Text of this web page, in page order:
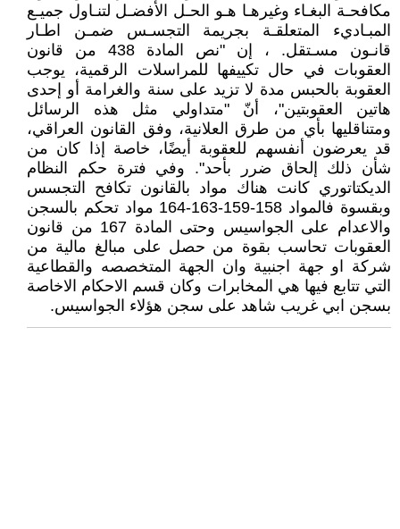
مكافحـة البغـاء وغيرهـا هـو الحـل الأفضـل لتنـاول جميـع
المبـاديء المتعلقـة بجريمة التجسـس ضمـن اطـار
قانـون مسـتقل. ، إن "نص المادة 438 من قانون
العقوبات في حال تكييفها للمراسلات الرقمية، يوجب
العقوبة بالحبس مدة لا تزيد على سنة والغرامة أو إحدى
هاتين العقوبتين"، أنّ "متداولي مثل هذه الرسائل
ومتناقليها بأي من طرق العلانية، وفق القانون العراقي،
قد يعرضون أنفسهم للعقوبة أيضًا، خاصة إذا كان من
شأن ذلك إلحاق ضرر بأحد". وفي فترة حكم النظام
الديكتاتوري كانت هناك مواد بالقانون تكافح التجسس
وبقسوة فالمواد 158-159-163-164 مواد تحكم بالسجن
والاعدام على الجواسيس وحتى المادة 167 من قانون
العقوبات تحاسب بقوة من حصل على مبالغ مالية من
شركة او جهة اجنبية وان الجهة المتخصصه والقطاعية
التي تتابع فيها هي المخابرات وكان قسم الاحكام الاخاصة
بسجن ابي غريب شاهد على سجن هؤلاء الجواسيس.